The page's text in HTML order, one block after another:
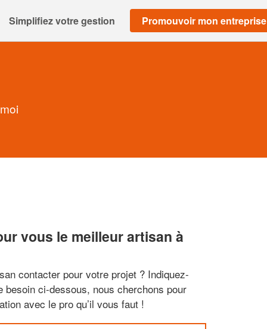
Simplifiez votre gestion Promouvoir mon entreprise
vous le meilleur artisan à
contacter pour votre projet ? Indiquez-
besoin ci-dessous, nous cherchons pour
avec le pro qu’il vous faut !